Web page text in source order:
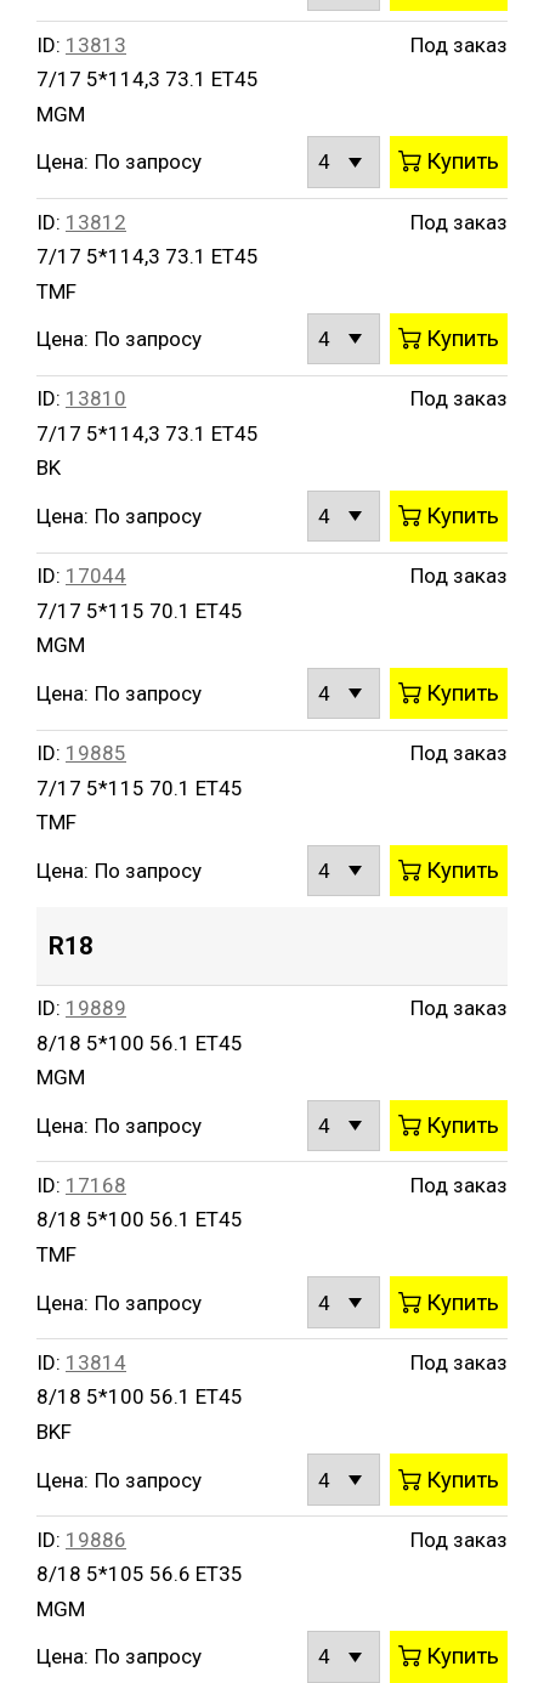
ID: 13813
7/17 5*114,3 73.1 ET45
MGM
Под заказ
Цена: По запросу Купить
ID: 13812
7/17 5*114,3 73.1 ET45
TMF
Под заказ
Цена: По запросу Купить
ID: 13810
7/17 5*114,3 73.1 ET45
BK
Под заказ
Цена: По запросу Купить
ID: 17044
7/17 5*115 70.1 ET45
MGM
Под заказ
Цена: По запросу Купить
ID: 19885
7/17 5*115 70.1 ET45
TMF
Под заказ
Цена: По запросу Купить
R18
ID: 19889
8/18 5*100 56.1 ET45
MGM
Под заказ
Цена: По запросу Купить
ID: 17168
8/18 5*100 56.1 ET45
TMF
Под заказ
Цена: По запросу Купить
ID: 13814
8/18 5*100 56.1 ET45
BKF
Под заказ
Цена: По запросу Купить
ID: 19886
8/18 5*105 56.6 ET35
MGM
Под заказ
Цена: По запросу Купить